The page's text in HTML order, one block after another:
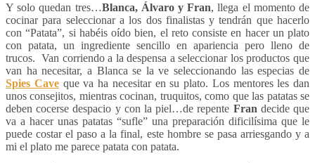
Y solo quedan tres…Blanca, Álvaro y Fran, llega el momento de
cocinar para seleccionar a los dos finalistas y tendrán que hacerlo
con “Patata”, si habéis oído bien, el reto consiste en hacer un plato
con patata, un ingrediente sencillo en apariencia pero lleno de
trucos. Van corriendo a la despensa a seleccionar los productos que
van ha necesitar, a Blanca se la ve seleccionando las especias de
Spies Caveque va ha necesitar en su plato. Los mentores les dan
unos consejitos, mientras cocinan, truquitos, como que las patatas se
deben cocerse despacio y con la piel…de repente Fran decide que
va a hacer unas patatas “sufle” una preparación dificilísima que le
puede costar el paso a la final, este hombre se pasa arriesgando y a
mi el plato me parece patata con patata.